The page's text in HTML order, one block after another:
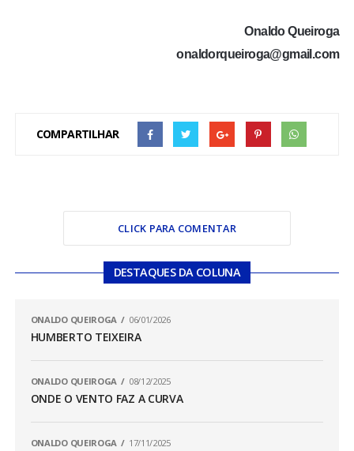
Onaldo Queiroga
onaldorqueiroga@gmail.com
COMPARTILHAR
CLICK PARA COMENTAR
DESTAQUES DA COLUNA
ONALDO QUEIROGA 06/01/2026
HUMBERTO TEIXEIRA
ONALDO QUEIROGA 08/12/2025
ONDE O VENTO FAZ A CURVA
ONALDO QUEIROGA 17/11/2025